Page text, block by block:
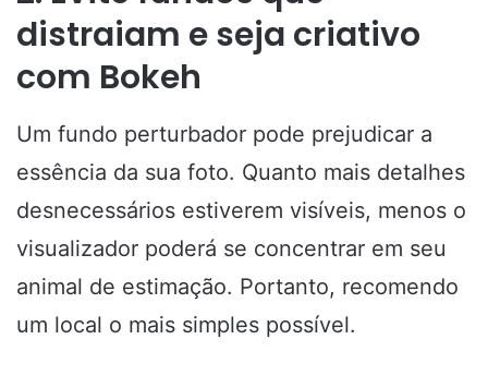
distraiam e seja criativo
com Bokeh
Um fundo perturbador pode prejudicar a
essência da sua foto. Quanto mais detalhes
desnecessários estiverem visíveis, menos o
visualizador poderá se concentrar em seu
animal de estimação. Portanto, recomendo
um local o mais simples possível.